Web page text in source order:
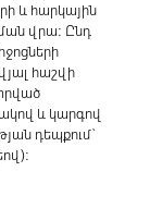
և հարկային
վրա: Ընդ
հաշվի
և կարգով
դեպքում`